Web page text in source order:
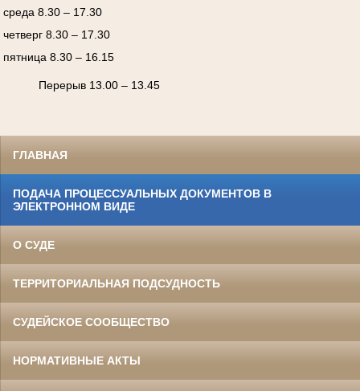
среда 8.30 – 17.30
четверг 8.30 – 17.30
пятница 8.30 – 16.15
Перерыв 13.00 – 13.45
ГЛАВНАЯ
ПОДАЧА ПРОЦЕССУАЛЬНЫХ ДОКУМЕНТОВ В
ЭЛЕКТРОННОМ ВИДЕ
О СУДЕ
ТЕРРИТОРИАЛЬНАЯ ПОДСУДНОСТЬ
СУДЕЙСКОЕ СООБЩЕСТВО
НОРМАТИВНЫЕ АКТЫ